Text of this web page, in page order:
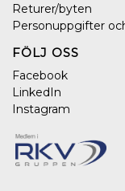
Returer/byten
Personuppgifter
FÖLJ OSS
Facebook
LinkedIn
Instagram